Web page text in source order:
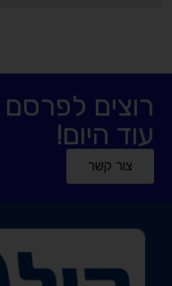
רוצים
עוד היום!
צור קשר